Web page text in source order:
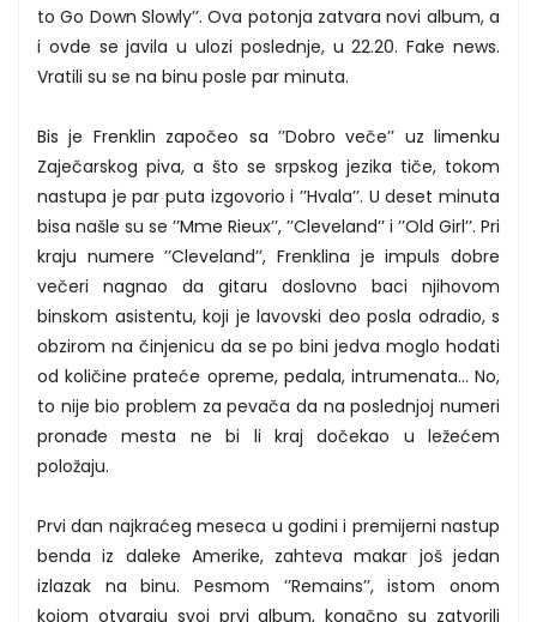
to Go Down Slowly’’. Ova potonja zatvara novi album, a
i ovde se javila u ulozi poslednje, u 22.20. Fake news.
Vratili su se na binu posle par minuta.
Bis je Frenklin započeo sa ’’Dobro veče’’ uz limenku
Zaječarskog piva, a što se srpskog jezika tiče, tokom
nastupa je par puta izgovorio i ’’Hvala’’. U deset minuta
bisa našle su se ’’Mme Rieux’’, ’’Cleveland’’ i ’’Old Girl’’. Pri
kraju numere ’’Cleveland’’, Frenklina je impuls dobre
večeri nagnao da gitaru doslovno baci njihovom
binskom asistentu, koji je lavovski deo posla odradio, s
obzirom na činjenicu da se po bini jedva moglo hodati
od količine prateće opreme, pedala, intrumenata... No,
to nije bio problem za pevača da na poslednjoj numeri
pronađe mesta ne bi li kraj dočekao u ležećem
položaju.
Prvi dan najkraćeg meseca u godini i premijerni nastup
benda iz daleke Amerike, zahteva makar još jedan
izlazak na binu. Pesmom ’’Remains’’, istom onom
kojom otvaraju svoj prvi album, konačno su zatvorili